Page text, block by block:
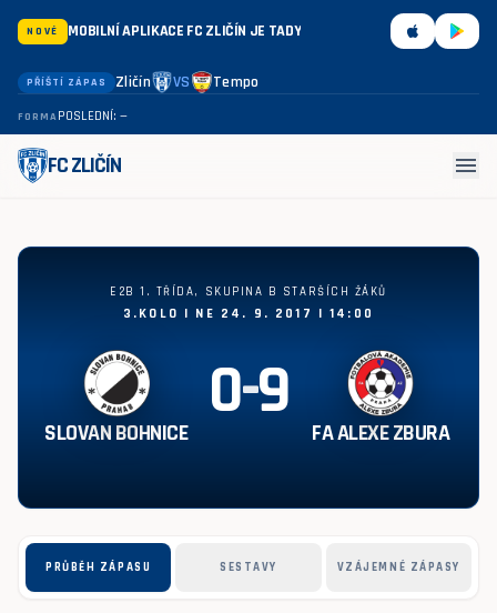
NOVÉ MOBILNÍ APLIKACE FC ZLIČÍN JE TADY
PŘÍŠTÍ ZÁPAS Zličín VS Tempo
FORMAPOSLEDNÍ: —
FC ZLIČÍN menu
Slovan Bohnice - FA Alexe Zbura 0:9
E2B 1. TŘÍDA, SKUPINA B STARŠÍCH ŽÁKŮ
3.KOLO | NE 24. 9. 2017 | 14:00
SLOVAN BOHNICE 0-9 FA ALEXE ZBURA
PRŮBĚH ZÁPASU SESTAVY VZÁJEMNÉ ZÁPASY